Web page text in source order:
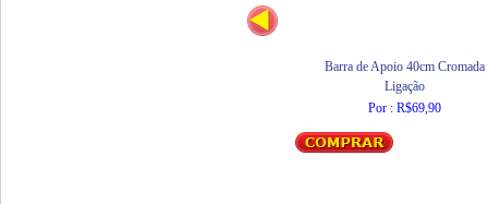
Barra de Apoio 40cm Cromada
Ligação
Por : R$69,90